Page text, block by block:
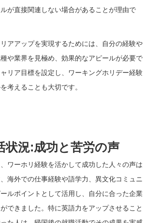
が直接関連しない場合があることが理由で
アアップを実現するためには、自分の経験や
や業界を見極め、効果的なアピールが必要で
リア目標を設定し、ワーキングホリデー経験
考えることも大切です。
状況:成功と苦労の声
ワーホリ経験を活かして成功した人々の声は
海外での仕事経験や語学力、異文化コミュニ
ルポイントとして活用し、自分に合った企業
できました。特に英語力をアップさせること